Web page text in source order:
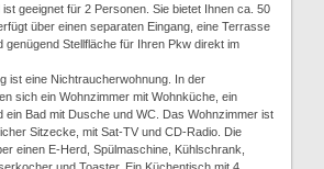
ist geeignet für 2 Personen. Sie bietet Ihnen ca. 50
über einen separaten Eingang, eine Terrasse
genügend Stellfläche für Ihren Pkw direkt im
ist eine Nichtraucherwohnung. In der
sich ein Wohnzimmer mit Wohnküche, ein
ein Bad mit Dusche und WC. Das Wohnzimmer ist
Sitzecke, mit Sat-TV und CD-Radio. Die
einen E-Herd, Spülmaschine, Kühlschrank,